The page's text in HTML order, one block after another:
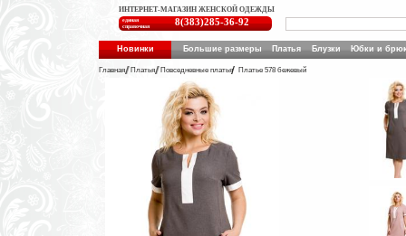
ИНТЕРНЕТ-МАГАЗИН ЖЕНСКОЙ ОДЕЖДЫ
единая
справочная
8(383)285-36-92
Новинки Большие размеры Платья Блузки Юбки и
Главная Платья Повседневные платья Платье 578 бежевый